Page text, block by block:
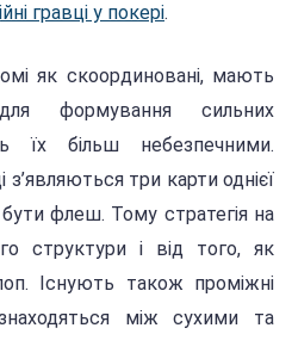
гравці у покері.
як скоординовані, мають
формування сильних
їх більш небезпечними.
три карти однієї
флеш. Тому стратегія на
структури і від того, як
Існують також проміжні
між сухими та